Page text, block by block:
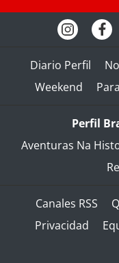
Diario Perfil
Weekend
Perfil
Aventuras Na
Canales RSS
Privacidad